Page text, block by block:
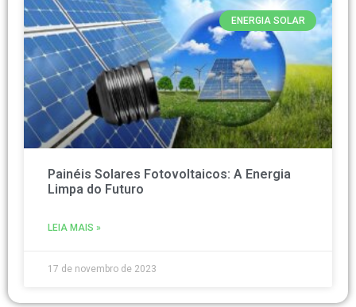
ENERGIA SOLAR
Painéis Solares Fotovoltaicos: A Energia
Limpa do Futuro
LEIA MAIS »
17 de novembro de 2023